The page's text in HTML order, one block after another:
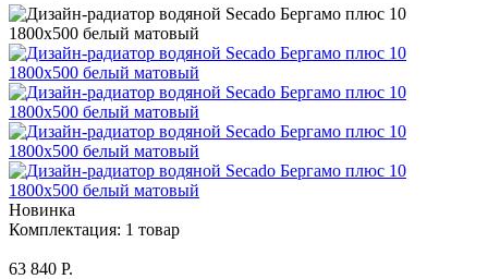
Новинка
Комплектация: 1 товар
63 840 Р.